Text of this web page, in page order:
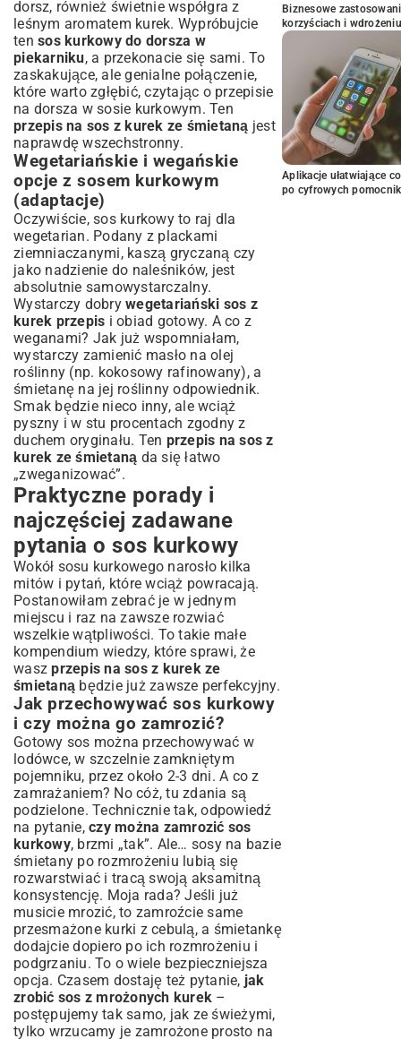
dorsz, również świetnie współgra z
leśnym aromatem kurek. Wypróbujcie
ten sos kurkowy do dorsza w
piekarniku, a przekonacie się sami. To
zaskakujące, ale genialne połączenie,
które warto zgłębić, czytając o przepisie
na dorsza w sosie kurkowym. Ten
przepis na sos z kurek ze śmietaną jest
naprawdę wszechstronny.
Wegetariańskie i wegańskie
opcje z sosem kurkowym
(adaptacje)
Oczywiście, sos kurkowy to raj dla
wegetarian. Podany z plackami
ziemniaczanymi, kaszą gryczaną czy
jako nadzienie do naleśników, jest
absolutnie samowystarczalny.
Wystarczy dobry wegetariański sos z
kurek przepis i obiad gotowy. A co z
weganami? Jak już wspomniałam,
wystarczy zamienić masło na olej
roślinny (np. kokosowy rafinowany), a
śmietanę na jej roślinny odpowiednik.
Smak będzie nieco inny, ale wciąż
pyszny i w stu procentach zgodny z
duchem oryginału. Ten przepis na sos z
kurek ze śmietaną da się łatwo
„zweganizować”.
Praktyczne porady i
najczęściej zadawane
pytania o sos kurkowy
Wokół sosu kurkowego narosło kilka
mitów i pytań, które wciąż powracają.
Postanowiłam zebrać je w jednym
miejscu i raz na zawsze rozwiać
wszelkie wątpliwości. To takie małe
kompendium wiedzy, które sprawi, że
waszprzepis na sos z kurek ze
śmietaną będzie już zawsze perfekcyjny.
Jak przechowywać sos kurkowy
i czy można go zamrozić?
Gotowy sos można przechowywać w
lodówce, w szczelnie zamkniętym
pojemniku, przez około 2-3 dni. A co z
zamrażaniem? No cóż, tu zdania są
podzielone. Technicznie tak, odpowiedź
na pytanie, czy można zamrozić sos
kurkowy, brzmi „tak”. Ale… sosy na bazie
śmietany po rozmrożeniu lubią się
rozwarstwiać i tracą swoją aksamitną
konsystencję. Moja rada? Jeśli już
musicie mrozić, to zamroźcie same
przesmażone kurki z cebulą, a śmietankę
dodajcie dopiero po ich rozmrożeniu i
podgrzaniu. To o wiele bezpieczniejsza
opcja. Czasem dostaję też pytanie, jak
zrobić sos z mrożonych kurek –
postępujemy tak samo, jak ze świeżymi,
tylko wrzucamy je zamrożone prosto na
Biznesowe
korzyściach i wdrożeniu
Aplikacje ułatwiające
po cyfrowych